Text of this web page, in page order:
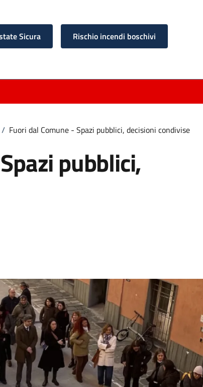
Sicura Rischio incendi boschivi
/ Fuori dal Comune - Spazi pubblici, decisioni condivise
pubblici,